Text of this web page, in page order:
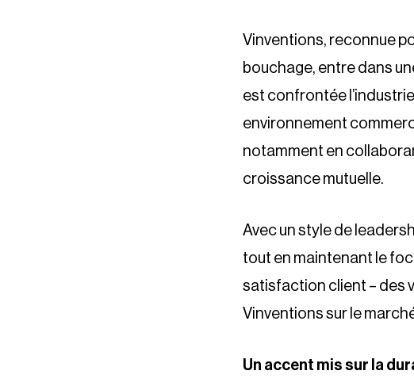
Vinventions, reconnue
bouchage, entre dans
est confrontée
environnement
notamment en
croissance mutuelle.
Avec un style de
tout en maintenant le
satisfaction client – des
Vinventions sur le
Un accent mis sur la